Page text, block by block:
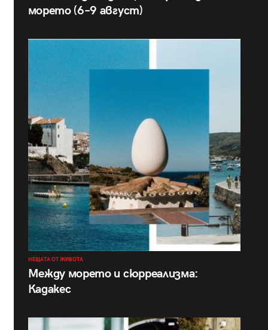
морето (6–9 август)
НЕЩАТА ОТ ЖИВОТА
Между морето и сюрреализма:
Кадакес